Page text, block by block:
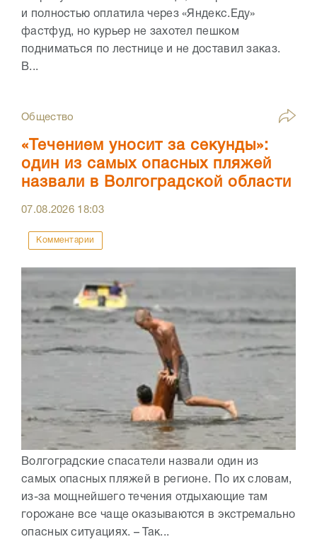
и полностью оплатила через «Яндекс.Еду»
фастфуд, но курьер не захотел пешком
подниматься по лестнице и не доставил заказ.
В...
Общество
«Течением уносит за секунды»:
один из самых опасных пляжей
назвали в Волгоградской области
07.08.2026 18:03
Комментарии
Волгоградские спасатели назвали один из
самых опасных пляжей в регионе. По их словам,
из-за мощнейшего течения отдыхающие там
горожане все чаще оказываются в экстремально
опасных ситуациях. – Так...